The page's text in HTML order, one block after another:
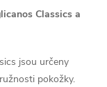
Classics a
jsou určeny
pokožky.